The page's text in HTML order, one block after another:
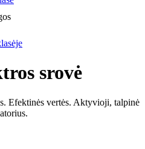
srovė
Efektinės vertės. Aktyvioji, talpinė